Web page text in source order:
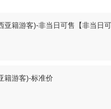
籍游客)-非当日可售【非当日可
籍游客)-标准价